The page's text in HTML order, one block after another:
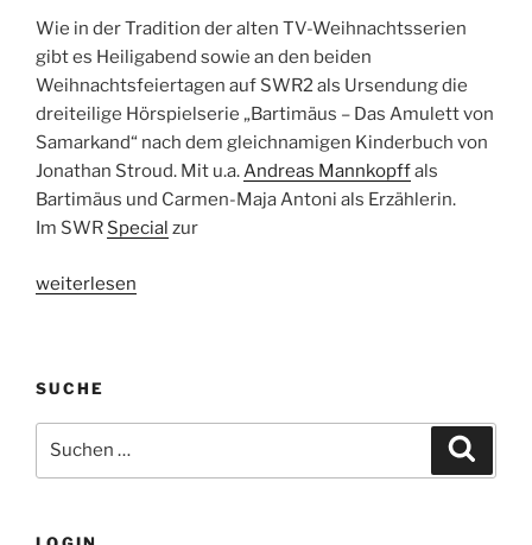
Reich.
11.06.2013,
20.05
Uhr,
WDR
5“
Wie in der Tradition der alten TV-Weihnachtsserien
gibt es Heiligabend sowie an den beiden
Weihnachtsfeiertagen auf SWR2 als Ursendung die
dreiteilige Hörspielserie „Bartimäus – Das Amulett von
Samarkand“ nach dem gleichnamigen Kinderbuch von
Jonathan Stroud. Mit u.a.Andreas Mannkopffals
Bartimäus und Carmen-Maja Antoni als Erzählerin.
Im SWR Special zur
„Hörspieltipp:
Amulett
von
Samarkand,
24.
26.12.2010,
weiterlesen
SUCHE
nach: